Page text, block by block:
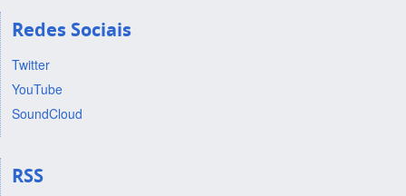
Redes Sociais
Twitter
YouTube
SoundCloud
RSS